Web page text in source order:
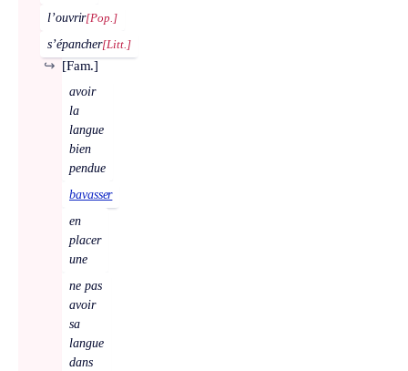
l’ouvrir[Pop.]
s’épancher[Litt.]
[Fam.]
↪
avoir
la
langue
bien
pendue
bavasser
en
placer
une
ne pas
avoir
sa
langue
dans